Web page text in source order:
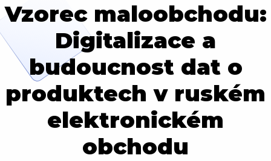
Vzorec maloobchodu:
Digitalizace a
budoucnost dat o
produktech v ruském
elektronickém
obchodu